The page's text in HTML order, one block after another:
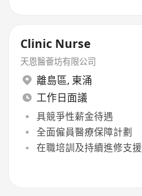
Clinic Nurse
天恩醫薈坊有限公司
離島區, 東涌
工作日面議
具競爭性薪金待遇
全面僱員醫療保障計劃
在職培訓及持續進修支援